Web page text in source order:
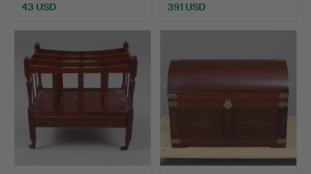
43 USD 391 USD